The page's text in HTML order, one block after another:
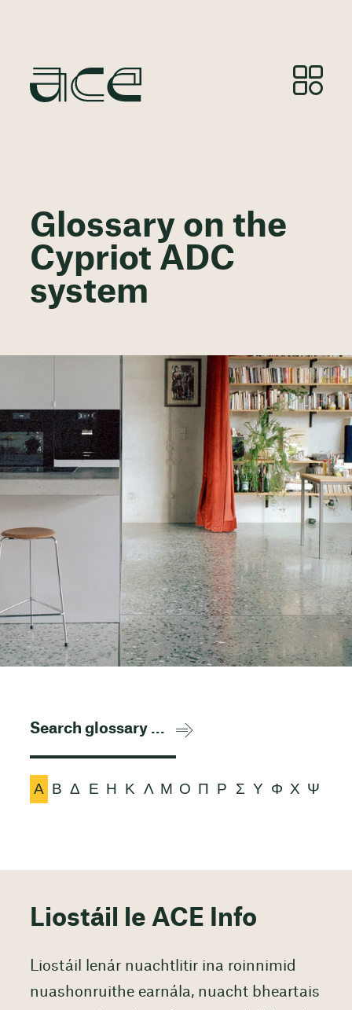
Glossary on the
Cypriot ADC
system
Α Β Δ Ε Η Κ Λ Μ Ο Π Ρ Σ Υ Φ Χ Ψ
Liostáil le ACE Info
Liostáil lenár nuachtlitir ina roinnimid
nuashonruithe earnála, nuacht bheartais